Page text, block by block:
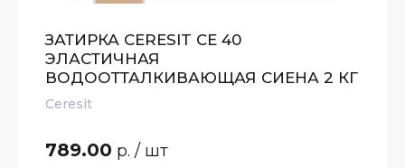
ЗАТИРКА CERESIT CE 40
ЭЛАСТИЧНАЯ
ВОДООТТАЛКИВАЮЩАЯ СИЕНА 2 КГ
Ceresit
789.00 р. / шт